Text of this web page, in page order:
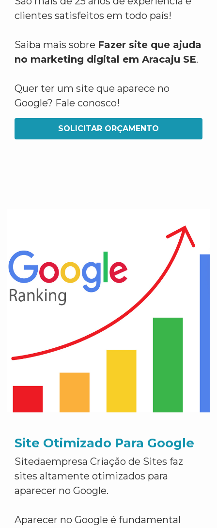
clientes satisfeitos em todo país!
Saiba mais sobre Fazer site que ajuda
no marketing digital em Aracaju SE.
Quer ter um site que aparece no
Google? Fale conosco!
SOLICITAR ORÇAMENTO
Site Otimizado Para Google
Sitedaempresa Criação de Sites faz
sites altamente otimizados para
aparecer no Google.
Aparecer no Google é fundamental